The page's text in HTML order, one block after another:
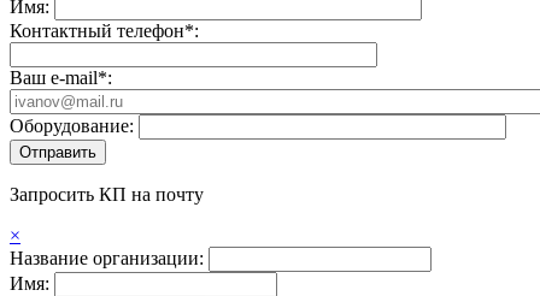
Имя:
Контактный телефон*:
Ваш e-mail*:
Оборудование:
Запросить КП на почту
×
Название организации:
Имя: